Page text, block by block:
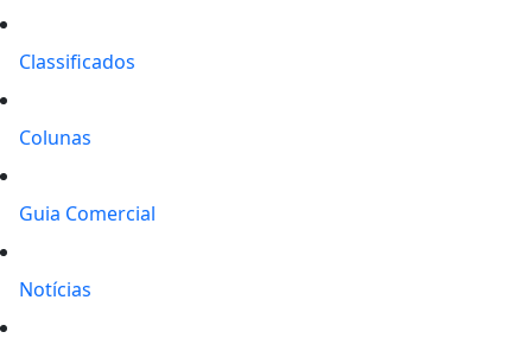
Classificados
Colunas
Guia Comercial
Notícias